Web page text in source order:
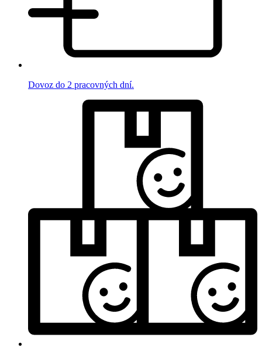
Dovoz do 2 pracovných dní.